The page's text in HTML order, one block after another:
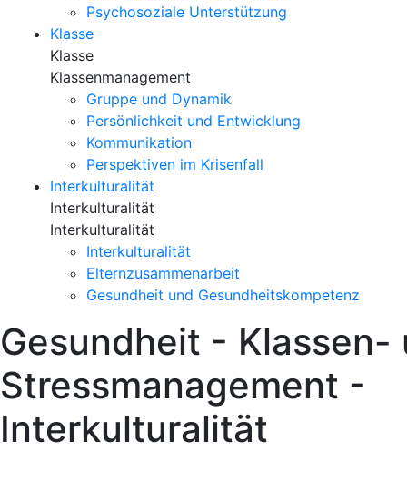
Psychosoziale Unterstützung
Klasse
Klasse
Klassenmanagement
Gruppe und Dynamik
Persönlichkeit und Entwicklung
Kommunikation
Perspektiven im Krisenfall
Interkulturalität
Interkulturalität
Interkulturalität
Interkulturalität
Elternzusammenarbeit
Gesundheit und Gesundheitskompetenz
Gesundheit - Klassen-
Stressmanagement -
Interkulturalität